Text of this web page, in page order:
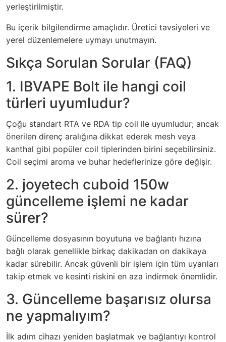
yerleştirilmiştir.
Bu içerik bilgilendirme amaçlıdır. Üretici tavsiyeleri ve
yerel düzenlemelere uymayı unutmayın.
Sıkça Sorulan Sorular (FAQ)
1. IBVAPE Bolt ile hangi coil
türleri uyumludur?
Çoğu standart RTA ve RDA tip coil ile uyumludur; ancak
önerilen direnç aralığına dikkat ederek mesh veya
kanthal gibi popüler coil tiplerinden birini seçebilirsiniz.
Coil seçimi aroma ve buhar hedeflerinize göre değişir.
2. joyetech cuboid 150w
güncelleme işlemi ne kadar
sürer?
Güncelleme dosyasının boyutuna ve bağlantı hızına
bağlı olarak genellikle birkaç dakikadan on dakikaya
kadar sürebilir. Ancak güvenli bir işlem için tüm uyarıları
takip etmek ve kesinti riskini en aza indirmek önemlidir.
3. Güncelleme başarısız olursa
ne yapmalıyım?
İlk adım cihazı yeniden başlatmak ve bağlantıyı kontrol